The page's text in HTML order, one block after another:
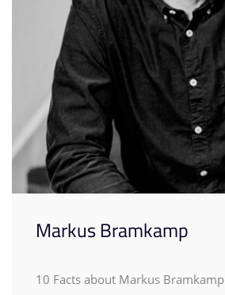
Markus Bramkamp
10 Facts about Markus Bramkamp